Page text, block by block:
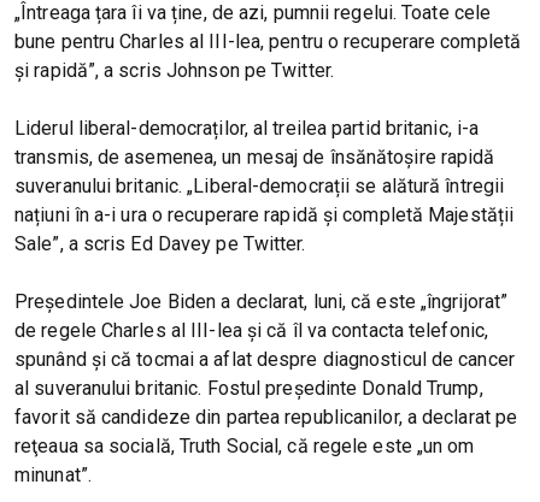
„Întreaga țara îi va ține, de azi, pumnii regelui. Toate cele
bune pentru Charles al III-lea, pentru o recuperare completă
și rapidă”, a scris Johnson pe Twitter.
Liderul liberal-democraților, al treilea partid britanic, i-a
transmis, de asemenea, un mesaj de însănătoșire rapidă
suveranului britanic. „Liberal-democrații se alătură întregii
națiuni în a-i ura o recuperare rapidă și completă Majestății
Sale”, a scris Ed Davey pe Twitter.
Preşedintele Joe Biden a declarat, luni, că este „îngrijorat”
de regele Charles al III-lea şi că îl va contacta telefonic,
spunând și că tocmai a aflat despre diagnosticul de cancer
al suveranului britanic. Fostul preşedinte Donald Trump,
favorit să candideze din partea republicanilor, a declarat pe
reţeaua sa socială, Truth Social, că regele este „un om
minunat”.